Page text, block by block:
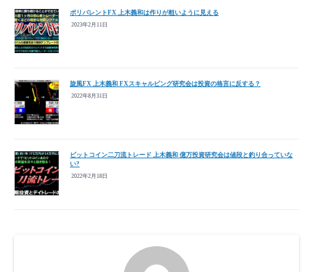
ポリバレントFX 上木義和は作りが粗いように見える
2023年2月11日
旋風FX 上木義和 FXスキャルピング研究会は投資の格言に反する？
2022年8月31日
ビットコイン二刀流トレード 上木義和 億万投資研究会は値段と釣り合っていな
い?
2022年2月18日